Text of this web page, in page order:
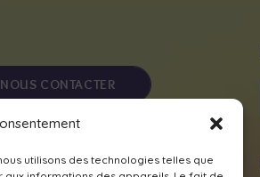
utilisons des technologies telles que
NOUS CONTACTER